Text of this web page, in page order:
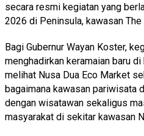
secara resmi kegiatan yang
2026 di Peninsula, kawasan The
Bagi Gubernur Wayan Koster,
menghadirkan keramaian baru
melihat Nusa Dua Eco Market
bagaimana kawasan pariwisata
dengan wisatawan sekaligus
masyarakat di sekitar kawasan